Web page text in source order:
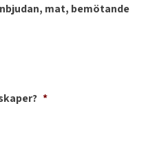
mat, bemötande
*